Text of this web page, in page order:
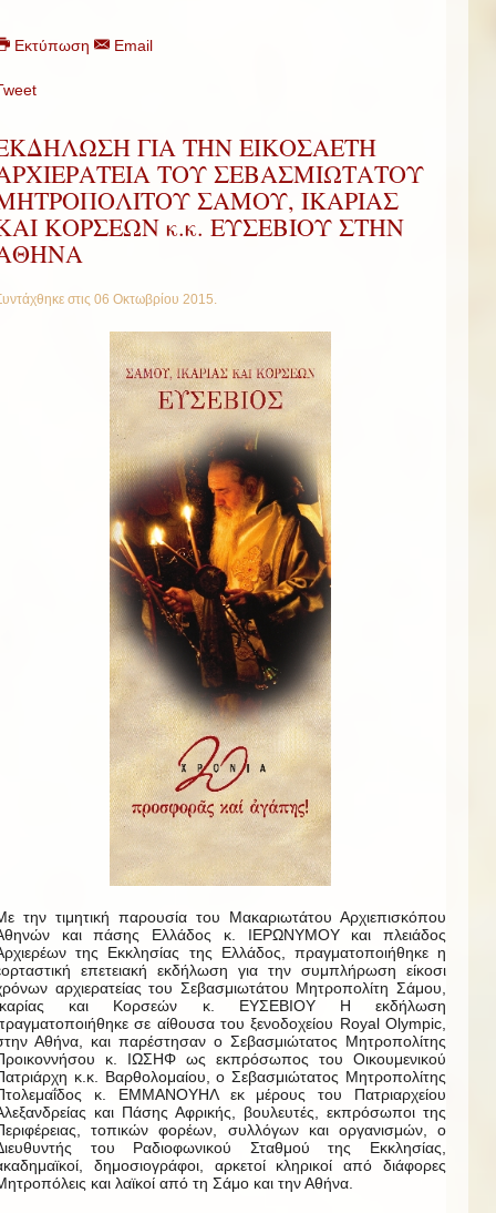
Εκτύπωση Email
ΓΙΑ ΤΗΝ ΕΙΚΟΣΑΕΤΗ
ΤΟΥ ΣΕΒΑΣΜΙΩΤΑΤΟΥ
ΣΑΜΟΥ, ΙΚΑΡΙΑΣ
ΚΟΡΣΕΩΝ κ.κ. ΕΥΣΕΒΙΟΥ ΣΤΗΝ
στις 06 Οκτωβρίου 2015.
την τιμητική παρουσία του Μακαριωτάτου Αρχιεπισκόπου
και πάσης Ελλάδος κ. ΙΕΡΩΝΥΜΟΥ και πλειάδος
της Εκκλησίας της Ελλάδος, πραγματοποιήθηκε η
επετειακή εκδήλωση για την συμπλήρωση είκοσι
αρχιερατείας του Σεβασμιωτάτου Μητροπολίτη Σάμου,
και Κορσεών κ. ΕΥΣΕΒΙΟΥ Η εκδήλωση
σε αίθουσα του ξενοδοχείου Royal Olympic,
Αθήνα, και παρέστησαν ο Σεβασμιώτατος Μητροπολίτης
κ. ΙΩΣΗΦ ως εκπρόσωπος του Οικουμενικού
κ.κ. Βαρθολομαίου, ο Σεβασμιώτατος Μητροπολίτης
κ. ΕΜΜΑΝΟΥΗΛ εκ μέρους του Πατριαρχείου
και Πάσης Αφρικής, βουλευτές, εκπρόσωποι της
τοπικών φορέων, συλλόγων και οργανισμών, ο
του Ραδιοφωνικού Σταθμού της Εκκλησίας,
δημοσιογράφοι, αρκετοί κληρικοί από διάφορες
και λαϊκοί από τη Σάμο και την Αθήνα.